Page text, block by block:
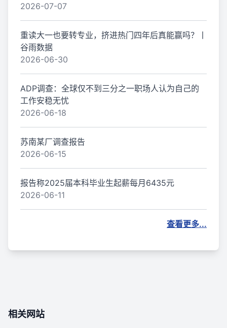
2026-07-07
重读大一也要转专业，挤进热门四年后真能赢吗？丨
谷雨数据
2026-06-30
ADP调查：全球仅不到三分之一职场人认为自己的
工作安稳无忧
2026-06-18
苏南某厂调查报告
2026-06-15
报告称2025届本科毕业生起薪每月6435元
2026-06-11
查看更多...
相关网站